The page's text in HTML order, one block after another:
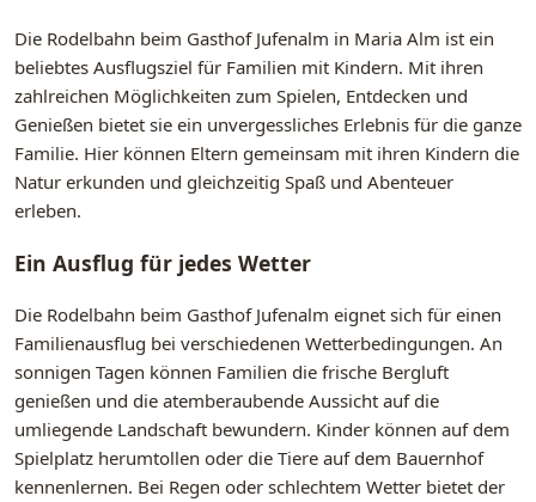
Die Rodelbahn beim Gasthof Jufenalm in Maria Alm ist ein
beliebtes Ausflugsziel für Familien mit Kindern. Mit ihren
zahlreichen Möglichkeiten zum Spielen, Entdecken und
Genießen bietet sie ein unvergessliches Erlebnis für die ganze
Familie. Hier können Eltern gemeinsam mit ihren Kindern die
Natur erkunden und gleichzeitig Spaß und Abenteuer
erleben.
Ein Ausflug für jedes Wetter
Die Rodelbahn beim Gasthof Jufenalm eignet sich für einen
Familienausflug bei verschiedenen Wetterbedingungen. An
sonnigen Tagen können Familien die frische Bergluft
genießen und die atemberaubende Aussicht auf die
umliegende Landschaft bewundern. Kinder können auf dem
Spielplatz herumtollen oder die Tiere auf dem Bauernhof
kennenlernen. Bei Regen oder schlechtem Wetter bietet der